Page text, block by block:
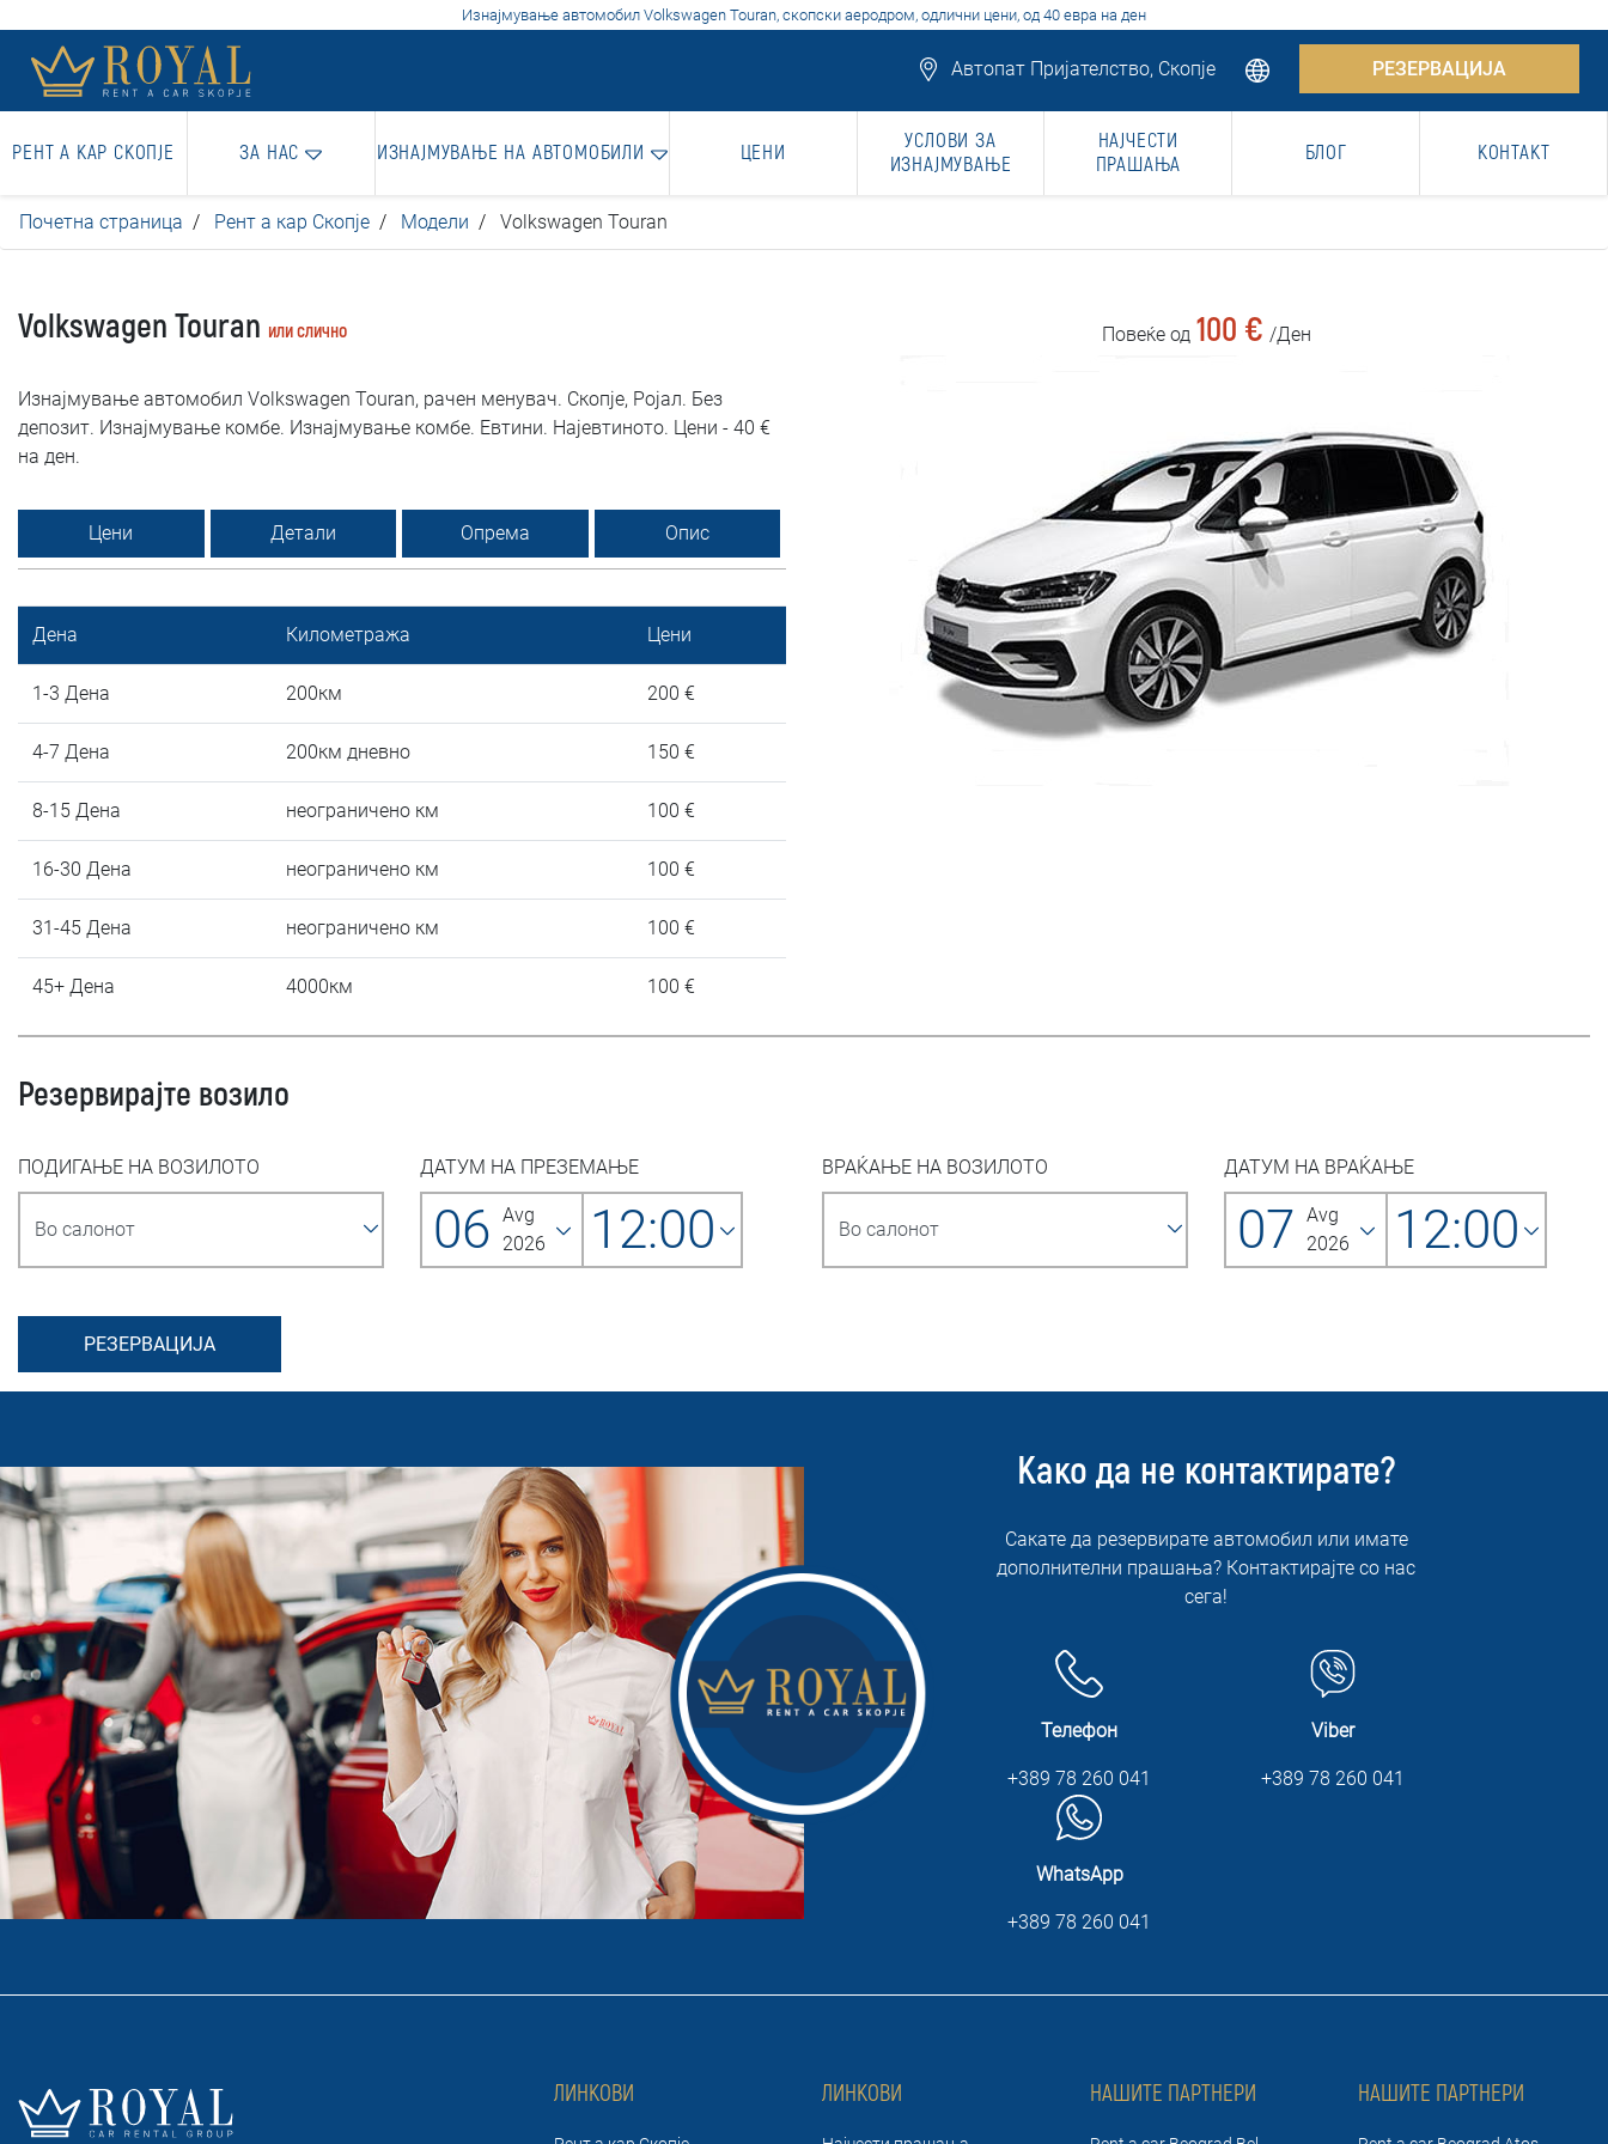
Изнајмување автомобил Volkswagen Touran, скопски аеродром, одлични цени, од 40 евра на ден
Автопат Пријателство, Скопје РЕЗЕРВАЦИЈА
РЕНТ А КАР СКОПЈЕ ЗА НАС ИЗНАЈМУВАЊЕ НА АВТОМОБИЛИ ЦЕНИ
УСЛОВИ ЗА
ИЗНАЈМУВАЊЕ
НАЈЧЕСТИ
ПРАШАЊА
БЛОГ КОНТАКТ
Почетна страница Рент а кар Скопје Модели Volkswagen Touran
Volkswagen Touran или слично
Изнајмување автомобил Volkswagen Touran, рачен менувач. Скопје, Ројал. Без
депозит. Изнајмување комбе. Изнајмување комбе. Евтини. Најевтиното. Цени - 40 €
на ден.
Цени Детали Опрема Опис
Дена Километража Цени
1-3 Дена 200км 200 €
4-7 Дена 200км дневно 150 €
8-15 Дена неограничено км 100 €
16-30 Дена неограничено км 100 €
31-45 Дена неограничено км 100 €
45+ Дена 4000км 100 €
Повеќе од 100 € /Ден
Резервирајте возило
ПОДИГАЊЕ НА ВОЗИЛОТО ДАТУМ НА ПРЕЗЕМАЊЕ
06 Avg
2026
12:00
ВРАЌАЊЕ НА ВОЗИЛОТО ДАТУМ НА ВРАЌАЊЕ
07 Avg
2026
12:00
РЕЗЕРВАЦИЈА
Како да не контактирате?
Сакате да резервирате автомобил или имате
дополнителни прашања? Контактирајте со нас
сега!
Телефон
+389 78 260 041
Viber
+389 78 260 041
WhatsApp
+389 78 260 041
ЛИНКОВИ ЛИНКОВИ НАШИТЕ ПАРТНЕРИ НАШИТЕ ПАРТНЕРИ